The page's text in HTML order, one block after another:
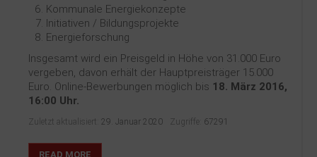
Kommunale Energiekonzepte
Initiativen / Bildungsprojekte
Energieforschung
Insgesamt wird ein Preisgeld in Höhe von 31.000 Euro
vergeben, davon erhält der Hauptpreisträger 15.000
Euro. Online-Bewerbungen möglich bis 18. März 2016,
16:00 Uhr.
Zuletzt aktualisiert: 29. Januar 2020 Zugriffe: 67291
READ MORE